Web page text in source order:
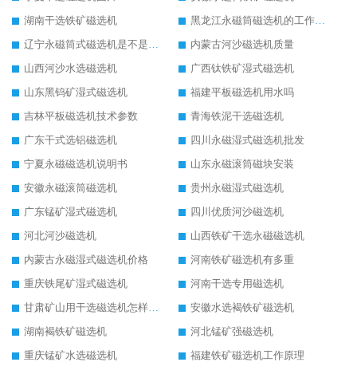
湖南干选铁矿磁选机
黑龙江永磁筒磁选机的工作原理
辽宁永磁筒式磁选机是不是强磁
内蒙古河沙磁选机质量
山西河沙水选磁选机
广西钛铁矿湿式磁选机
山东黑钨矿湿式磁选机
福建平板磁选机用水吗
吉林平板磁选机技术参数
青海铁泥干选磁选机
广东干式选铝磁选机
四川永磁湿式磁选机批发
宁夏永磁磁选机说明书
山东永磁滚筒磁块安装
安徽永磁滚筒磁选机
贵州永磁湿式磁选机
广东锰矿湿式磁选机
四川优质河沙磁选机
河北河沙磁选机
山西铁矿干选永磁磁选机
内蒙古永磁湿式磁选机价格
河南铁矿磁选机有多重
重庆铁尾矿湿式磁选机
河南干选专用磁选机
甘肃矿山用干选磁选机怎样调磁
安徽水选褐铁矿磁选机
湖南褐铁矿磁选机
河北锰矿强磁选机
重庆锰矿水选磁选机
福建铁矿磁选机工作原理